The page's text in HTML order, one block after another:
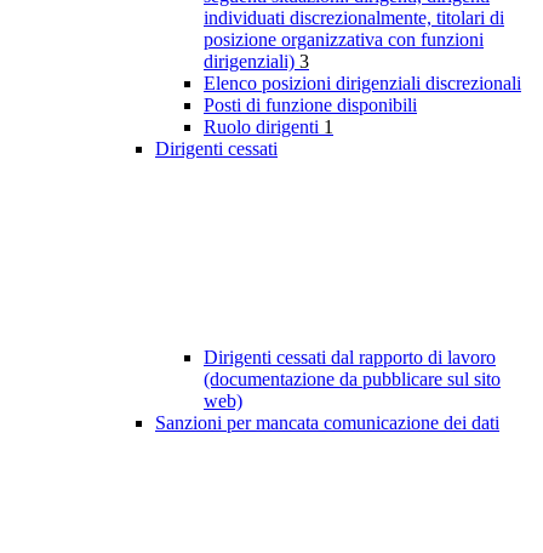
individuati discrezionalmente, titolari di
posizione organizzativa con funzioni
dirigenziali) 3
Elenco posizioni dirigenziali discrezionali
Posti di funzione disponibili
Ruolo dirigenti 1
Dirigenti cessati
Dirigenti cessati dal rapporto di lavoro
(documentazione da pubblicare sul sito
web)
Sanzioni per mancata comunicazione dei dati